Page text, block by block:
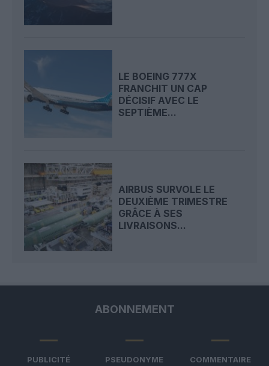
LE BOEING 777X
FRANCHIT UN CAP
DÉCISIF AVEC LE
SEPTIÈME...
AIRBUS SURVOLE LE
DEUXIÈME TRIMESTRE
GRÂCE À SES
LIVRAISONS...
ABONNEMENT
PUBLICITÉ
PSEUDONYME
COMMENTAIRE